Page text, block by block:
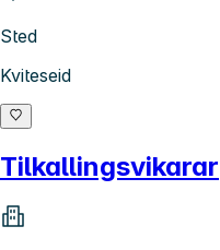
Sted
Kviteseid
Tilkallingsvikarar